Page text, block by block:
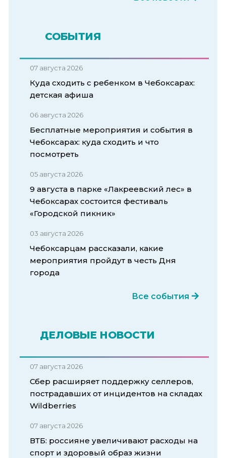
СОБЫТИЯ
07 августа 2026
Куда сходить с ребенком в Чебоксарах:
детская афиша
06 августа 2026
Бесплатные мероприятия и события в
Чебоксарах: куда сходить и что
посмотреть
05 августа 2026
9 августа в парке «Лакреевский лес» в
Чебоксарах состоится фестиваль
«Городской пикник»
03 августа 2026
Чебоксарцам рассказали, какие
мероприятия пройдут в честь Дня
города
Все события
ДЕЛОВЫЕ НОВОСТИ
07 августа 2026
Сбер расширяет поддержку селлеров,
пострадавших от инцидентов на складах
Wildberries
07 августа 2026
ВТБ: россияне увеличивают расходы на
спорт и здоровый образ жизни